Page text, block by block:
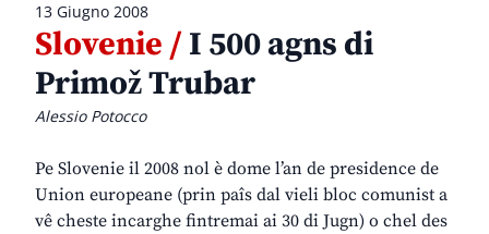
13 Giugno 2008
Slovenie /I 500 agns di
Primož Trubar
Alessio Potocco
Pe Slovenie il 2008 nol è dome l’an de presidence de
Union europeane (prin paîs dal vieli bloc comunist a
vê cheste incarghe fintremai ai 30 di Jugn) o chel des